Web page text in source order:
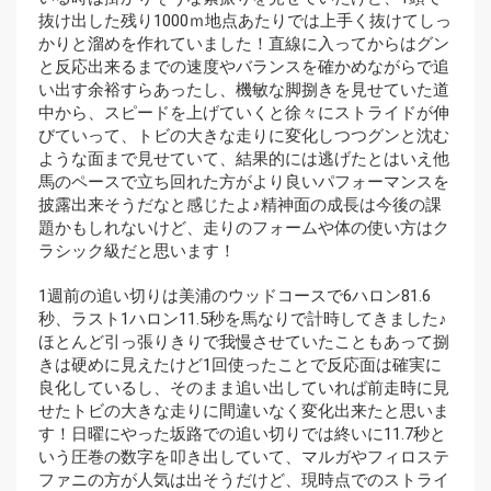
抜け出した残り1000ｍ地点あたりでは上手く抜けてしっ
かりと溜めを作れていました！直線に入ってからはグン
と反応出来るまでの速度やバランスを確かめながらで追
い出す余裕すらあったし、機敏な脚捌きを見せていた道
中から、スピードを上げていくと徐々にストライドが伸
びていって、トビの大きな走りに変化しつつグンと沈む
ような面まで見せていて、結果的には逃げたとはいえ他
馬のペースで立ち回れた方がより良いパフォーマンスを
披露出来そうだなと感じたよ♪精神面の成長は今後の課
題かもしれないけど、走りのフォームや体の使い方はク
ラシック級だと思います！
1週前の追い切りは美浦のウッドコースで6ハロン81.6
秒、ラスト1ハロン11.5秒を馬なりで計時してきました♪
ほとんど引っ張りきりで我慢させていたこともあって捌
きは硬めに見えたけど1回使ったことで反応面は確実に
良化しているし、そのまま追い出していれば前走時に見
せたトビの大きな走りに間違いなく変化出来たと思いま
す！日曜にやった坂路での追い切りでは終いに11.7秒と
いう圧巻の数字を叩き出していて、マルガやフィロステ
ファニの方が人気は出そうだけど、現時点でのストライ